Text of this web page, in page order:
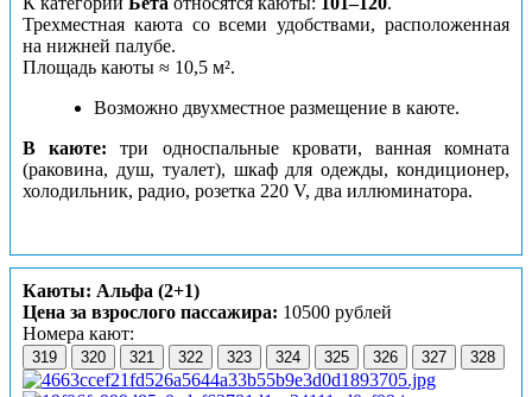
Трехместная каюта со всеми удобствами, расположенная
на нижней палубе.
Площадь каюты ≈ 10,5 м².
Возможно двухместное размещение в каюте.
В каюте:три односпальные кровати, ванная комната
(раковина, душ, туалет), шкаф для одежды, кондиционер,
холодильник, радио, розетка 220 V, два иллюминатора.
Каюты: Альфа (2+1)
Цена за взрослого пассажира: 10500 рублей
Номера кают:
319 320 321 322 323 324 325 326 327 328